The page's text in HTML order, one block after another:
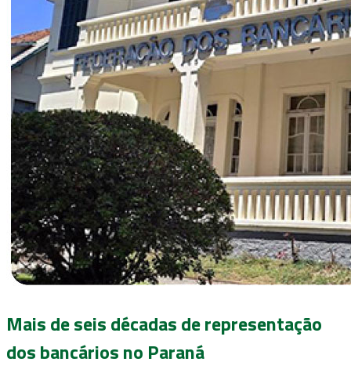
Mais de seis décadas de representação
dos bancários no Paraná